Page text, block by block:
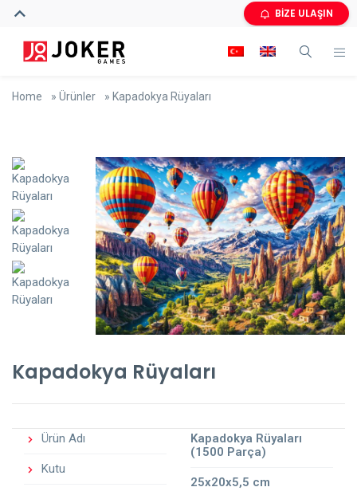
BİZE ULAŞIN
Home » Ürünler » Kapadokya Rüyaları
🔍
Kapadokya Rüyaları
Ürün Adı
Kutu
Kapadokya Rüyaları
(1500 Parça)
25x20x5,5 cm